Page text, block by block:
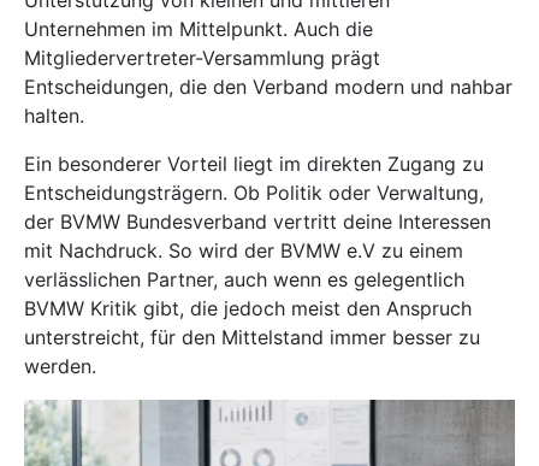
Unternehmen im Mittelpunkt. Auch die
Mitgliedervertreter-Versammlung prägt
Entscheidungen, die den Verband modern und nahbar
halten.
Ein besonderer Vorteil liegt im direkten Zugang zu
Entscheidungsträgern. Ob Politik oder Verwaltung,
der BVMW Bundesverband vertritt deine Interessen
mit Nachdruck. So wird der BVMW e.V zu einem
verlässlichen Partner, auch wenn es gelegentlich
BVMW Kritik gibt, die jedoch meist den Anspruch
unterstreicht, für den Mittelstand immer besser zu
werden.